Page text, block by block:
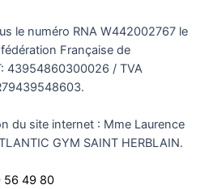
le numéro RNA W442002767 le
Française de
43954860300026 / TVA
du site internet : Mme Laurence
GYM SAINT HERBLAIN.
56 49 80